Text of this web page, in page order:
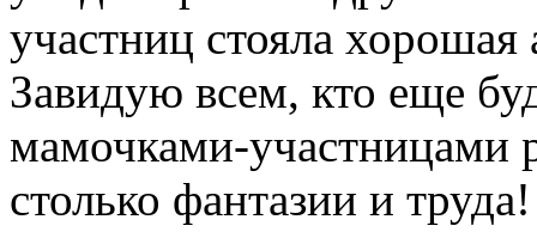
участниц стояла
Завидую всем, кто еще
мамочками-участницами
столько фантазии и труда!